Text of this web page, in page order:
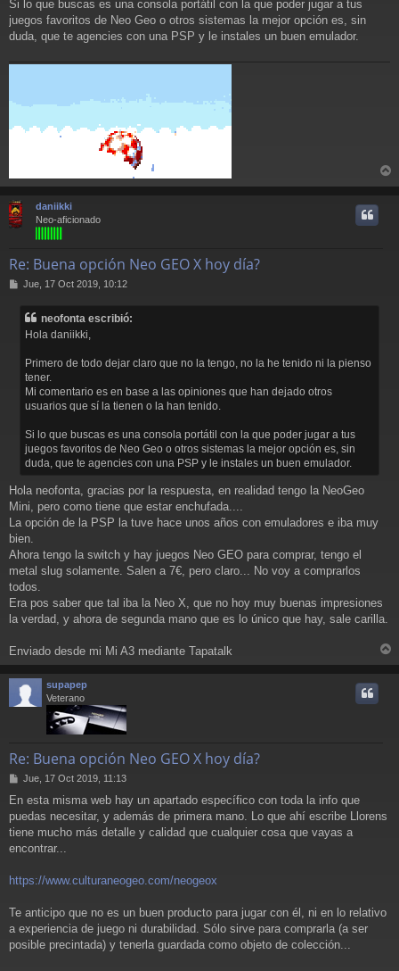
Si lo que buscas es una consola portátil con la que poder jugar a tus
juegos favoritos de Neo Geo o otros sistemas la mejor opción es, sin
duda, que te agencies con una PSP y le instales un buen emulador.
r
daniikki
Neo-aficionado
Re: Buena opción Neo GEO X hoy día?
M
Jue, 17 Oct 2019, 10:12
neofonta escribió:
Hola daniikki,
Primero de todo dejar claro que no la tengo, no la he tenido ni la pienso
tener.
Mi comentario es en base a las opiniones que han dejado otros
usuarios que sí la tienen o la han tenido.
Si lo que buscas es una consola portátil con la que poder jugar a tus
juegos favoritos de Neo Geo o otros sistemas la mejor opción es, sin
duda, que te agencies con una PSP y le instales un buen emulador.
Hola neofonta, gracias por la respuesta, en realidad tengo la NeoGeo
Mini, pero como tiene que estar enchufada....
La opción de la PSP la tuve hace unos años con emuladores e iba muy
bien.
Ahora tengo la switch y hay juegos Neo GEO para comprar, tengo el
metal slug solamente. Salen a 7€, pero claro... No voy a comprarlos
todos.
Era pos saber que tal iba la Neo X, que no hoy muy buenas impresiones
la verdad, y ahora de segunda mano que es lo único que hay, sale carilla.
Enviado desde mi Mi A3 mediante Tapatalk
r
supapep
Veterano
Re: Buena opción Neo GEO X hoy día?
M
n
s
a
j
Jue, 17 Oct 2019, 11:13
En esta misma web hay un apartado específico con toda la info que
puedas necesitar, y además de primera mano. Lo que ahí escribe Llorens
tiene mucho más detalle y calidad que cualquier cosa que vayas a
encontrar...
https://www.culturaneogeo.com/neogeox
Te anticipo que no es un buen producto para jugar con él, ni en lo relativo
a experiencia de juego ni durabilidad. Sólo sirve para comprarla (a ser
posible precintada) y tenerla guardada como objeto de colección...